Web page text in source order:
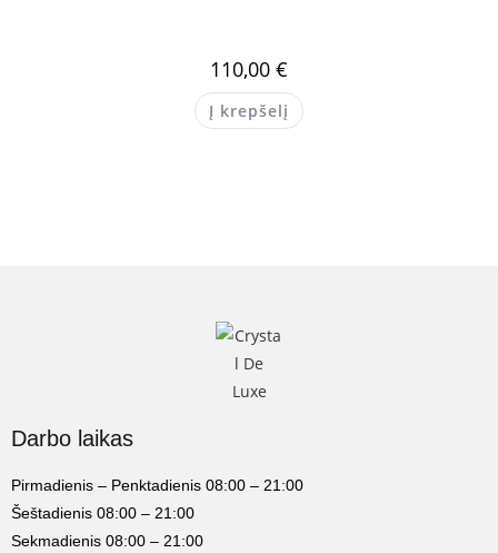
110,00 €
Į krepšelį
Darbo laikas
Pirmadienis – Penktadienis 08:00 – 21:00
Šeštadienis 08:00 – 21:00
Sekmadienis 08:00 – 21:00